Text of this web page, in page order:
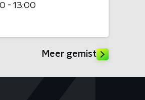
- 13:00
Meer gemist